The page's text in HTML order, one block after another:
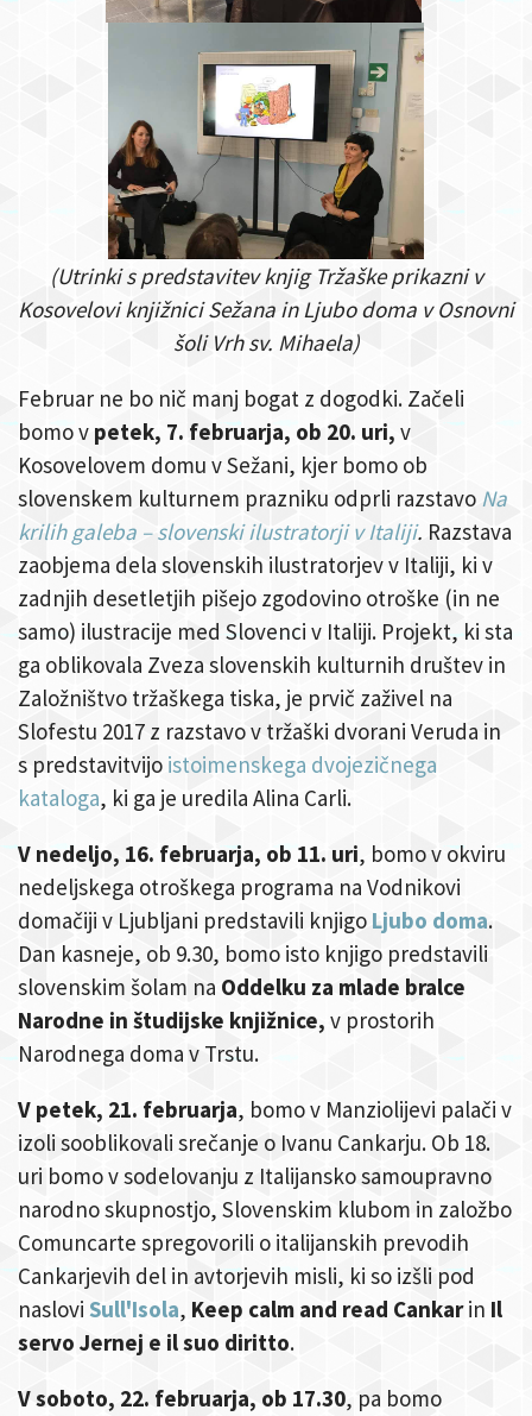
(Utrinki s predstavitev knjig Tržaške prikazni v
Kosovelovi knjižnici Sežana in Ljubo doma v Osnovni
šoli Vrh sv. Mihaela)
Februar ne bo nič manj bogat z dogodki. Začeli
bomo v petek, 7. februarja, ob 20. uri, v
Kosovelovem domu v Sežani, kjer bomo ob
slovenskem kulturnem prazniku odprli razstavo Na
krilih galeba – slovenski ilustratorji v Italiji. Razstava
zaobjema dela slovenskih ilustratorjev v Italiji, ki v
zadnjih desetletjih pišejo zgodovino otroške (in ne
samo) ilustracije med Slovenci v Italiji. Projekt, ki sta
ga oblikovala Zveza slovenskih kulturnih društev in
Založništvo tržaškega tiska, je prvič zaživel na
Slofestu 2017 z razstavo v tržaški dvorani Veruda in
s predstavitvijo istoimenskega dvojezičnega
kataloga, ki ga je uredila Alina Carli.
V nedeljo, 16. februarja, ob 11. uri, bomo v okviru
nedeljskega otroškega programa na Vodnikovi
domačiji v Ljubljani predstavili knjigo Ljubo doma.
Dan kasneje, ob 9.30, bomo isto knjigo predstavili
slovenskim šolam na Oddelku za mlade bralce
Narodne in študijske knjižnice, v prostorih
Narodnega doma v Trstu.
V petek, 21. februarja, bomo v Manziolijevi palači v
izoli sooblikovali srečanje o Ivanu Cankarju. Ob 18.
uri bomo v sodelovanju z Italijansko samoupravno
narodno skupnostjo, Slovenskim klubom in založbo
Comuncarte spregovorili o italijanskih prevodih
Cankarjevih del in avtorjevih misli, ki so izšli pod
naslovi Sull'Isola, Keep calm and read Cankarin Il
servo Jernej e il suo diritto.
V soboto, 22. februarja, ob 17.30, pa bomo